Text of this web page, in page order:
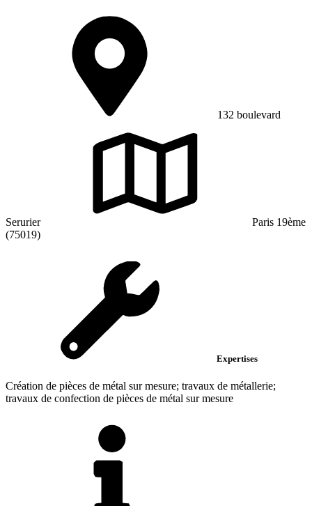
132 boulevard
Serurier
Paris 19ème
(75019)
Expertises
Création de pièces de métal sur mesure; travaux de métallerie;
travaux de confection de pièces de métal sur mesure